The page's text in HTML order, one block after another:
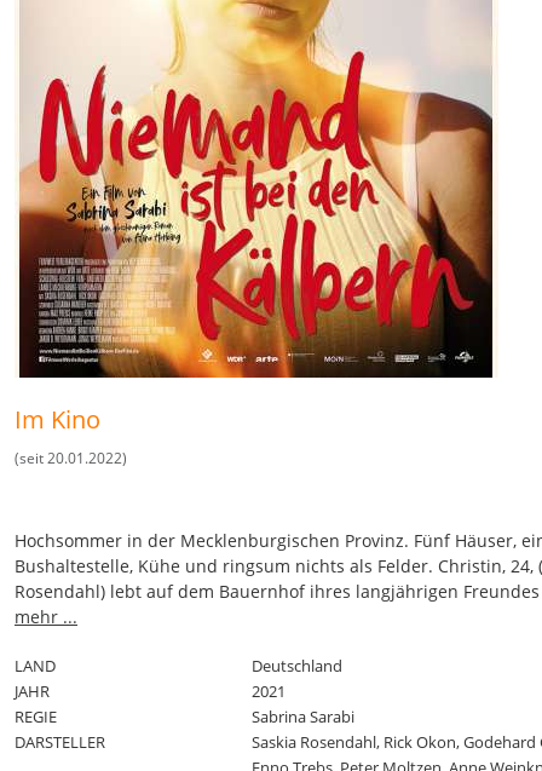
Im Kino
(seit 20.01.2022)
Hochsommer in der Mecklenburgischen Provinz. Fünf Häuser,
Bushaltestelle, Kühe und ringsum nichts als Felder. Christin, 24,
Rosendahl) lebt auf dem Bauernhof ihres langjährigen Freundes
(Rick Okon). Die Aufbruchsstimmung der Nachwendejahre, die
schon lange keine Liebe mehr. Ihr Vater säuft.
Den Kirsch hat auch Christin immer griffbereit unterm Autositz.
der flirrenden Hitze des Sommers scheint die Zeit stillzustehen.
taucht Windkraftingenieur Klaus, 46, (Godehard Giese) aus
mehr ...
LAND
Deutschland
JAHR
2021
REGIE
Sabrina Sarabi
DARSTELLER
Saskia Rosendahl, Rick Okon, Godehard